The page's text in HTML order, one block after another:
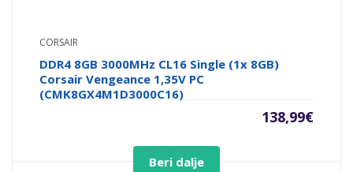
CORSAIR
DDR4 8GB 3000MHz CL16 Single (1x 8GB)
Corsair Vengeance 1,35V PC
(CMK8GX4M1D3000C16)
138,99€
Beri dalje